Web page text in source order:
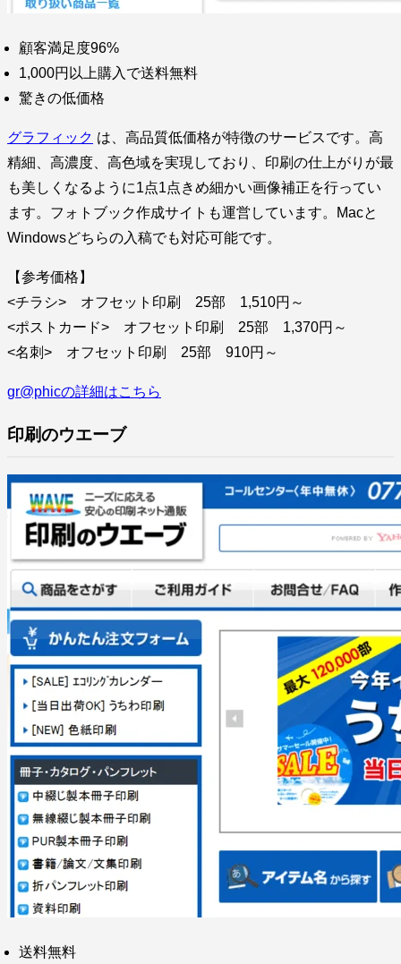
顧客満足度96%
1,000円以上購入で送料無料
驚きの低価格
グラフィック は、高品質低価格が特徴のサービスです。高
精細、高濃度、高色域を実現しており、印刷の仕上がりが最
も美しくなるように1点1点きめ細かい画像補正を行ってい
ます。フォトブック作成サイトも運営しています。Macと
Windowsどちらの入稿でも対応可能です。
【参考価格】
<チラシ> オフセット印刷 25部 1,510円～
<ポストカード> オフセット印刷 25部 1,370円～
<名刺> オフセット印刷 25部 910円～
gr@phicの詳細はこちら
印刷のウエーブ
送料無料